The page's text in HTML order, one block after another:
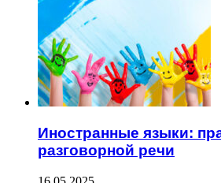
Иностранные языки:
разговорной речи